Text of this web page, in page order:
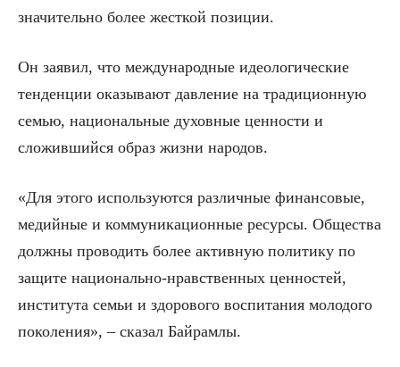
значительно более жесткой позиции.
Он заявил, что международные идеологические
тенденции оказывают давление на традиционную
семью, национальные духовные ценности и
сложившийся образ жизни народов.
«Для этого используются различные финансовые,
медийные и коммуникационные ресурсы. Общества
должны проводить более активную политику по
защите национально-нравственных ценностей,
института семьи и здорового воспитания молодого
поколения», – сказал Байрамлы.